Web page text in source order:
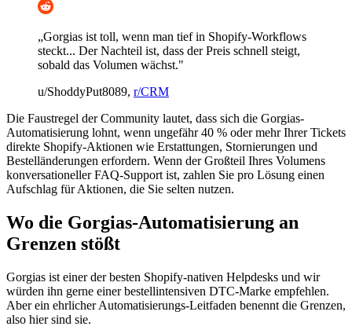
„Gorgias ist toll, wenn man tief in Shopify-Workflows
steckt... Der Nachteil ist, dass der Preis schnell steigt,
sobald das Volumen wächst."
u/ShoddyPut8089, r/CRM
Die Faustregel der Community lautet, dass sich die Gorgias-
Automatisierung lohnt, wenn ungefähr 40 % oder mehr Ihrer Tickets
direkte Shopify-Aktionen wie Erstattungen, Stornierungen und
Bestelländerungen erfordern. Wenn der Großteil Ihres Volumens
konversationeller FAQ-Support ist, zahlen Sie pro Lösung einen
Aufschlag für Aktionen, die Sie selten nutzen.
Wo die Gorgias-Automatisierung an
Grenzen stößt
Gorgias ist einer der besten Shopify-nativen Helpdesks und wir
würden ihn gerne einer bestellintensiven DTC-Marke empfehlen.
Aber ein ehrlicher Automatisierungs-Leitfaden benennt die Grenzen,
also hier sind sie.